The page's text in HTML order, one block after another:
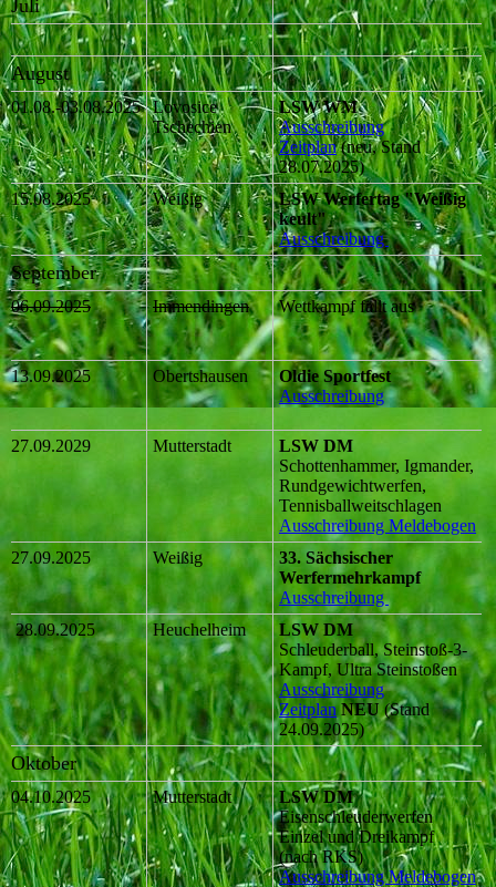
Juli
August
01.08.-03.08.2025
Lovosice
Tschechien
LSW WM
Ausschreibung
Zeitplan(neu, Stand
28.07.2025)
15.08.2025
Weißig
LSW Werfertag "Weißig
keult"
Ausschreibung
September
06.09.2025 Immendingen Wettkampf fällt aus
13.09.2025 Obertshausen
Oldie Sportfest
Ausschreibung
27.09.2029 Mutterstadt
LSW DM
Schottenhammer, Igmander,
Rundgewichtwerfen,
Tennisballweitschlagen
Ausschreibung Meldebogen
27.09.2025
Weißig
33. Sächsischer
Werfermehrkampf
Ausschreibung
28.09.2025
Heuchelheim
LSW DM
Schleuderball, Steinstoß-3-
Kampf, Ultra Steinstoßen
Ausschreibung
Zeitplan NEU(Stand
24.09.2025)
Oktober
04.10.2025 Mutterstadt
LSW DM
Eisenschleuderwerfen
Einzel und Dreikampf
(nach RKS)
AusschreibungMeldebogen